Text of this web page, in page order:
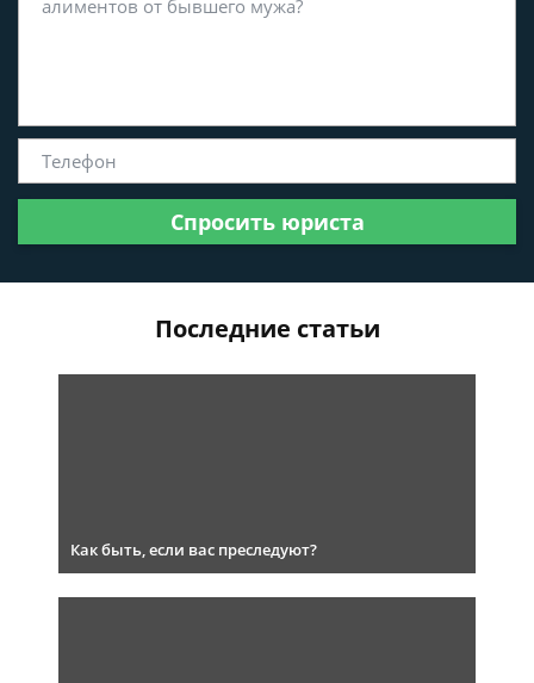
Спросить юриста
Последние статьи
Как быть, если вас преследуют?